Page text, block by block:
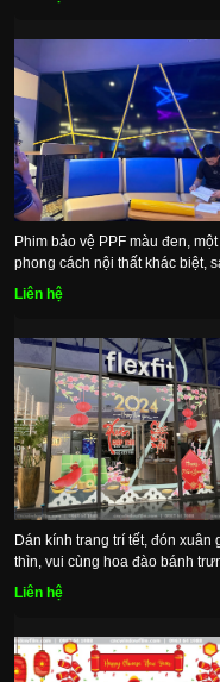
Phim bảo vệ PPF màu đen, một
phong cách nội thất khác biệt,
trọng và đầy bí ẩn
Liên hệ
Dán kính trang trí tết, đón xuân
thìn, vui cùng hoa đào bánh
xanh
Liên hệ